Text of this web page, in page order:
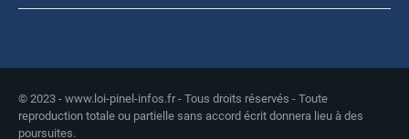
© 2023 - www.loi-pinel-infos.fr - Tous droits réservés - Toute
reproduction totale ou partielle sans accord écrit donnera lieu à des
poursuites.